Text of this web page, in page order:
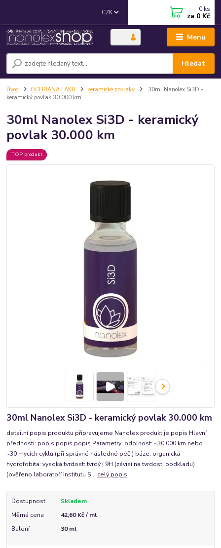
Menu
CZK
Hledat
0 ks
za 0 Kč
Úvod OCHRANA LAKU keramické povlaky
30ml Nanolex Si3D -
keramický povlak 30.000 km
30ml Nanolex Si3D - keramický
povlak 30.000 km
TOP produkt
30ml Nanolex Si3D - keramický povlak 30.000 km
detailní popis produktu připravujeme Nanolex produkt je popis Hlavní
přednosti: popis popis popis Parametry: odolnost: ~30.000 km nebo
~30 mycích cyklů (při správné následné péči) báze: organická
hydrofobita: vysoká tvrdost: tvrdý | 9H (závisí na tvrdosti podkladu)
(ověřeno laboratoří Institutu S... celý popis
Dostupnost
Skladem
Měrná cena
42,60 Kč / ml
Balení
30 ml